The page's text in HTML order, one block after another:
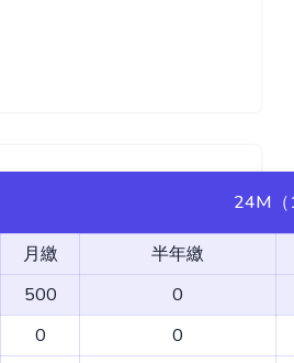
24M（
月繳
半年繳
500
0
0
0